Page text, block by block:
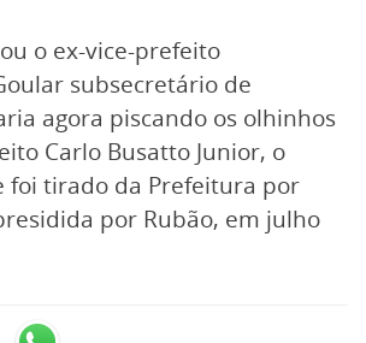
o ex-vice-prefeito
subsecretário de
agora piscando os olhinhos
Carlo Busatto Junior, o
foi tirado da Prefeitura por
por Rubão, em julho